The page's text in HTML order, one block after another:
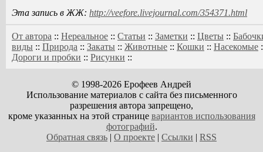
Эта запись в ЖЖ: http://veefore.livejournal.com/354371.html
От автора :: Нереальное :: Статьи :: Заметки :: Цветы ::
виды :: Природа :: Закаты :: Животные :: Кошки :: Насекомые
Дороги и пробки :: Рисунки ::
© 1998-2026 Ерофеев Андрей
Использование материалов с сайта без письменного
разрешения автора запрещено,
кроме указанных на этой странице вариантов использования
фотографий.
Обратная связь | О проекте | Ссылки | RSS